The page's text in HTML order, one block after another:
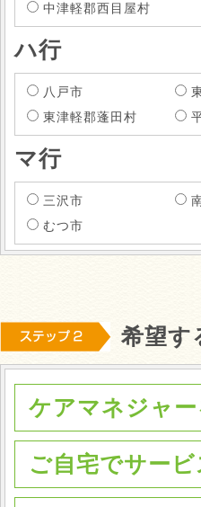
中津軽郡西目屋村
ハ行
八戸市
東津軽郡蓬田村
マ行
三沢市
むつ市
希望す
ケアマネジャ
ご自宅でサー